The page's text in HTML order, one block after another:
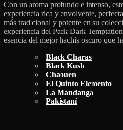
Con un aroma profundo e intenso,
experiencia rica y envolvente,
más tradicional y potente en su
experiencia del Pack Dark
esencia del mejor hachís oscuro que
Black Charas
Black Kush
Chaouen
El Quinto Elemento
La Mandanga
Pakistaní